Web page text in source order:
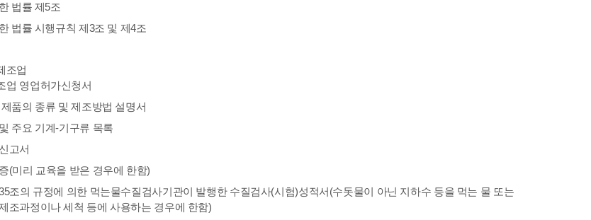
법률 제5조
법률 시행규칙 제3조 및 제4조
조업
업 영업허가신청서
품의 종류 및 제조방법 설명서
주요 기계-기구류 목록
고서
(미리 교육을 받은 경우에 한함)
조의 규정에 의한 먹는물수질검사기관이 발행한 수질검사(시험)성적서(수돗물이 아닌 지하수 등을 먹는 물 또는
조과정이나 세척 등에 사용하는 경우에 한함)